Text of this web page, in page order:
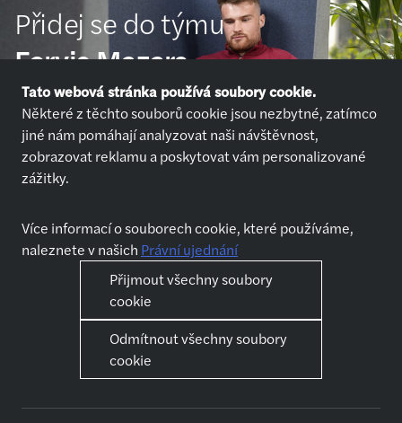
Přidej se do týmu
Forvis Mazars
Přihlásit se
Chci pracovat
Jak se připravit na pohovor
Kdo jsme
Jak se připravit na pohovor
Tato webová stránka používá soubory cookie.
Některé z těchto souborů cookie jsou nezbytné, zatímco
jiné nám pomáhají analyzovat naši návštěvnost,
zobrazovat reklamu a poskytovat vám personalizované
zážitky.
Více informací o souborech cookie, které používáme,
naleznete v našich Právní ujednání
Přijmout všechny soubory
cookie
Odmítnout všechny soubory
cookie